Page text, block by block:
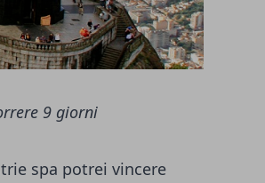
9 giorni
spa potrei vincere